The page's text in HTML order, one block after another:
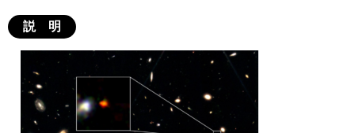
説 明